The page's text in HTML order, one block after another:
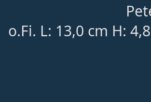
o.Fi. L: 13,0 cm H: